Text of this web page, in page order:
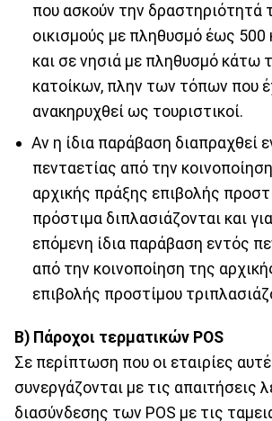
που ασκούν την δραστηριότητά
οικισμούς με πληθυσμό έως 500
και σε νησιά με πληθυσμό κάτω
κατοίκων, πλην των τόπων που
ανακηρυχθεί ως τουριστικοί.
Αν η ίδια παράβαση διαπραχθεί
πενταετίας από την
αρχικής πράξης επιβολής
πρόστιμα διπλασιάζονται και
επόμενη ίδια παράβαση εντός
από την κοινοποίηση της
επιβολής προστίμου
Β) Πάροχοι τερματικών POS
Σε περίπτωση που οι εταιρίες
συνεργάζονται με τις απαιτήσεις
διασύνδεσης των POS με τις